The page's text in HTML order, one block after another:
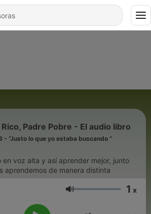
Padre Pobre - El audio libro
- “Justo lo que yo estaba buscando “
en voz alta y así aprender mejor, junto
aprendemos de manera distinta
Volumen 1 x